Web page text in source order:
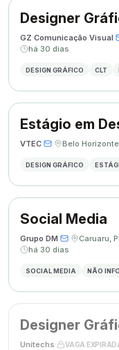
Designer
GZ Comunicação Visual·
há 30 dias
DESIGN GRÁFICO CLT
Estágio em
VTEC· ·
DESIGN GRÁFICO
Social Media
Grupo DM· ·
há 30 dias
SOCIAL MEDIA NÃO
Designer
Unitechs VAGA